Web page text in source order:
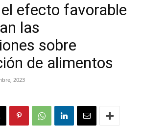
efecto favorable
las
sobre
de alimentos
2023